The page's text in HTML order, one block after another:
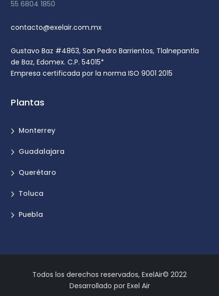
55 6804 1850
contacto@exelair.com.mx
Gustavo Baz #4863, San Pedro Barrientos, Tlalnepantla
de Baz, Edomex. C.P. 54015*
Empresa certificada por la norma ISO 9001 2015
Plantas
Monterrey
Guadalajara
Querétaro
Toluca
Puebla
Todos los derechos reservados, ExelAir© 2022
Desarrollado por Exel Air